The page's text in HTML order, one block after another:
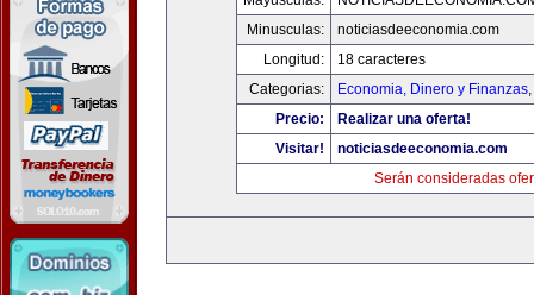
Minusculas:
noticiasdeeconomia.com
Longitud:
18 caracteres
Categorias:
Economia, Dinero y Finanzas,
Precio:
Realizar una oferta!
Visitar!
noticiasdeeconomia.com
Serán consideradas